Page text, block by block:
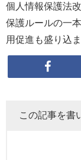
個人情報保護法
保護ルールの一
用促進も盛り込
この記事を書